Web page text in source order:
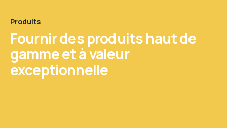
Produits
Fournir des produits haut de
gamme et à valeur
exceptionnelle